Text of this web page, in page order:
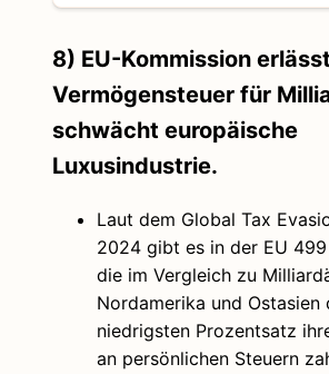
8) EU-Kommission
Vermögensteuer für
schwächt europäische
Luxusindustrie.
Laut dem Global Tax
2024 gibt es in der EU
die im Vergleich zu
Nordamerika und Ostasien
niedrigsten Prozentsatz
an persönlichen Steuern